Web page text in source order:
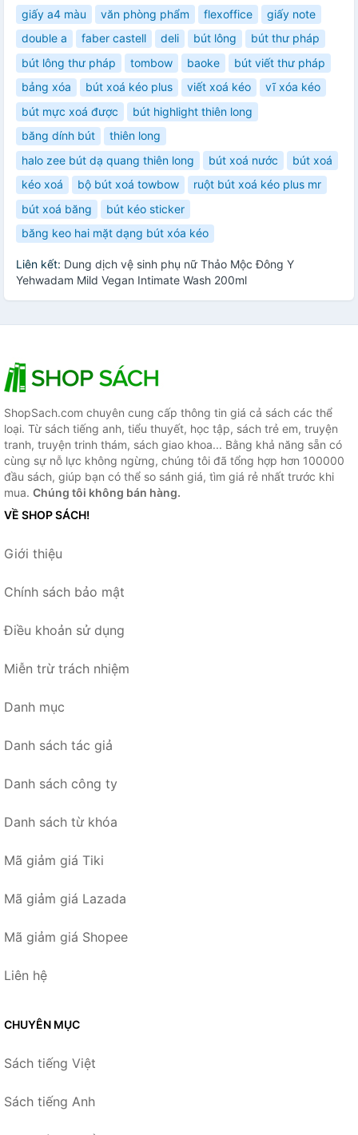
giấy a4 màu văn phòng phẩm flexoffice
giấy note
double a
faber castell deli bút lông
bút thư pháp
bút lông thư pháp
tombow baoke
bút viết thư pháp
bảng xóa
bút xoá kéo plus viết xoá kéo
vĩ xóa kéo
bút mực xoá được
bút highlight thiên long
băng dính bút
thiên long
halo zee bút dạ quang thiên long
bút xoá nước
bút xoá
kéo xoá
bộ bút xoá towbow
ruột bút xoá kéo plus mr
bút xoá băng
bút kéo sticker
băng keo hai mặt dạng bút xóa kéo
Liên kết: Dung dịch vệ sinh phụ nữ Thảo Mộc Đông Y
Yehwadam Mild Vegan Intimate Wash 200ml
ShopSach.com chuyên cung cấp thông tin giá cả sách các thể
loại. Từ sách tiếng anh, tiểu thuyết, học tập, sách trẻ em, truyện
tranh, truyện trinh thám, sách giao khoa... Bằng khả năng sẵn có
cùng sự nỗ lực không ngừng, chúng tôi đã tổng hợp hơn 100000
đầu sách, giúp bạn có thể so sánh giá, tìm giá rẻ nhất trước khi
mua. Chúng tôi không bán hàng.
VỀ SHOP SÁCH!
Giới thiệu
Chính sách bảo mật
Điều khoản sử dụng
Miễn trừ trách nhiệm
Danh mục
Danh sách tác giả
Danh sách công ty
Danh sách từ khóa
Mã giảm giá Tiki
Mã giảm giá Lazada
Mã giảm giá Shopee
Liên hệ
CHUYÊN MỤC
Sách tiếng Việt
Sách tiếng Anh